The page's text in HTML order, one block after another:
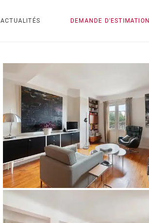
ACTUALITÉS DEMANDE D'ESTIMATION